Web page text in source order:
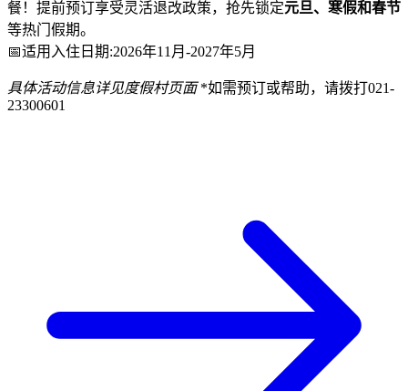
餐！提前预订享受灵活退改政策，抢先锁定元旦、寒假和春节
等热门假期。
📅适用入住日期:2026年11月-2027年5月
具体活动信息详见度假村页面*如需预订或帮助，请拨打021-
23300601